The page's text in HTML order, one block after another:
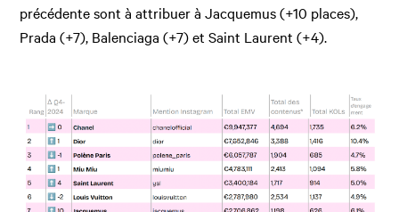
précédente sont à attribuer à Jacquemus (+10 places),
Prada (+7), Balenciaga (+7) et Saint Laurent (+4).